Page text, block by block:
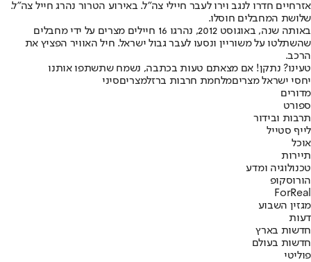
אזרחיים חדרו לנגב וירו לעבר חיילי צה"ל. באירוע הטרור נהרג חייל צה"ל.
שלושת המחבלים חוסלו.
באותה שנה, באוגוסט 2012, נהרגו 16 חיילים מצרים על ידי מחבלים
שהשתלטו על משוריין ונסעו לעבר גבול ישראל. חיל האוויר הפציץ את
הרכב.
טעינו? נתקן! אם מצאתם טעות בכתבה, נשמח שתשתפו אותנו
יחסי ישראל מצריםמלחמת חרבות ברזלמצריםסיני
מדורים
ספורט
תרבות ובידור
לייף סטייל
אוכל
תיירות
טכנולוגיה ומדע
הורוסקופ
ForReal
מגזין השבוע
דעות
חדשות בארץ
חדשות בעולם
פוליטי